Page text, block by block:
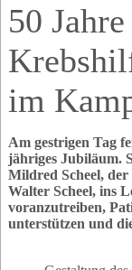
50
im
Am gestrigen Tag
jähriges Jubiläum.
Mildred Scheel, der
Walter Scheel, ins
voranzutreiben,
unterstützen und